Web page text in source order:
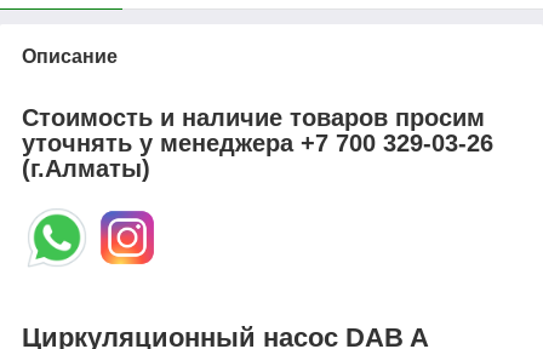
Описание
Стоимость и наличие товаров просим
уточнять у менеджера+7 700 329-03-26
(г.Алматы)
Циркуляционный насос DAB A